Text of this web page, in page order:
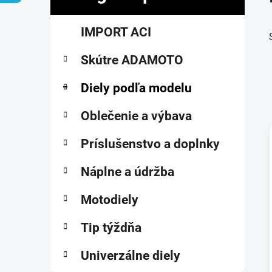
č
kategórieIMPORT ACI
Skútre ADAMOTO
Diely podľa modelu
Oblečenie a výbava
Príslušenstvo a doplnky
Náplne a údržba
Motodiely
Tip týždňa
Univerzálne diely